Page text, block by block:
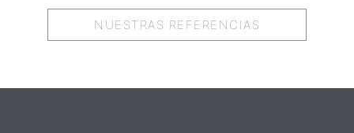
NUESTRAS REFERENCIAS